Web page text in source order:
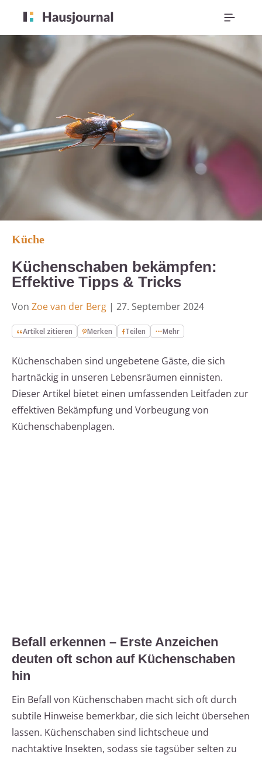
Küche
Küchenschaben bekämpfen:
Effektive Tipps & Tricks
Von Zoe van der Berg | 27. September 2024
Artikel zitieren Merken Teilen Mehr
Küchenschaben sind ungebetene Gäste, die sich
hartnäckig in unseren Lebensräumen einnisten.
Dieser Artikel bietet einen umfassenden Leitfaden zur
effektiven Bekämpfung und Vorbeugung von
Küchenschabenplagen.
Befall erkennen – Erste Anzeichen
deuten oft schon auf Küchenschaben
hin
Ein Befall von Küchenschaben macht sich oft durch
subtile Hinweise bemerkbar, die sich leicht übersehen
lassen. Küchenschaben sind lichtscheue und
nachtaktive Insekten, sodass sie tagsüber selten zu